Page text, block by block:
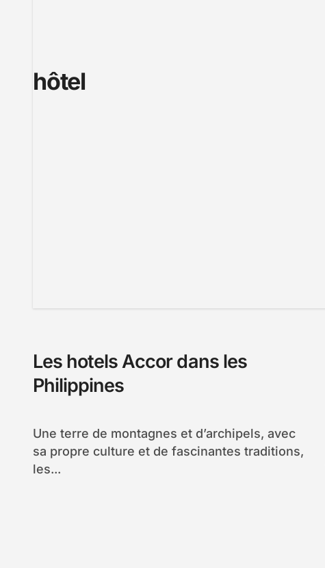
hôtel
Les hotels Accor dans les
Philippines
Une terre de montagnes et d’archipels, avec
sa propre culture et de fascinantes traditions,
les...